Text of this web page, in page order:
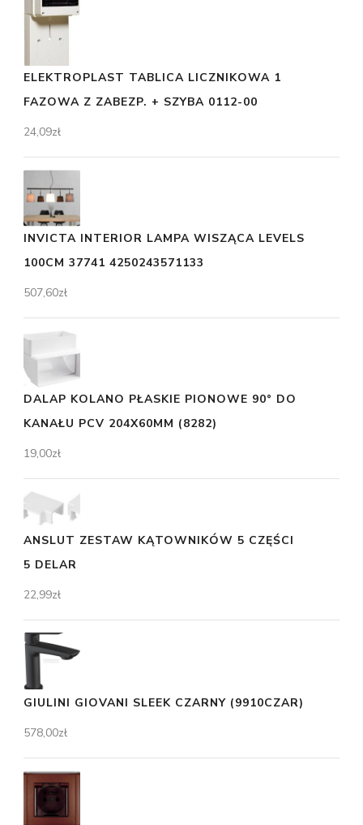
ELEKTROPLAST TABLICA LICZNIKOWA 1
FAZOWA Z ZABEZP. + SZYBA 0112-00
24,09zł
INVICTA INTERIOR LAMPA WISZĄCA LEVELS
100CM 37741 4250243571133
507,60zł
DALAP KOLANO PŁASKIE PIONOWE 90° DO
KANAŁU PCV 204X60MM (8282)
19,00zł
ANSLUT ZESTAW KĄTOWNIKÓW 5 CZĘŚCI
5 DELAR
22,99zł
GIULINI GIOVANI SLEEK CZARNY (9910CZAR)
578,00zł